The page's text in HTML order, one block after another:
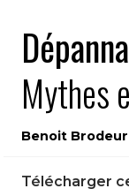
Mythes
Benoit Brodeur
Télécharger